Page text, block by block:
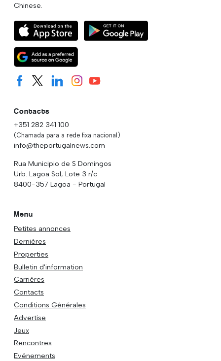
Chinese.
Contacts
+351 282 341 100
(Chamada para a rede fixa nacional)
info@theportugalnews.com
Rua Municipio de S Domingos
Urb. Lagoa Sol, Lote 3 r/c
8400-357 Lagoa - Portugal
Menu
Petites annonces
Dernières
Properties
Bulletin d'information
Carrières
Contacts
Conditions Générales
Advertise
Jeux
Rencontres
Evénements